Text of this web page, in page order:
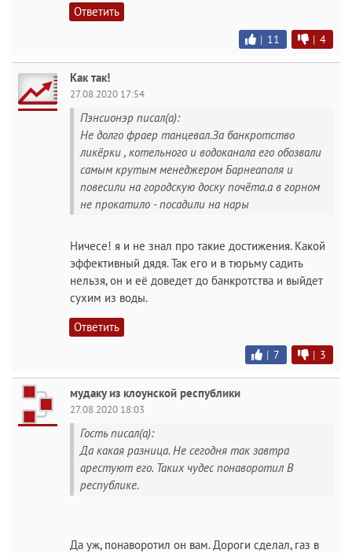
Ответить
| 11 | 4
Как так!
27.08.2020 17:54
Пэнсионэр писал(а):
Не долго фраер танцевал.За банкротство
ликёрки , котельного и водоканала его обозвали
самым крутым менеджером Барнеаполя и
повесили на городскую доску почёта.а в горном
не прокатило - посадили на нары
Ничесе! я и не знал про такие достижения. Какой
эффективный дядя. Так его и в тюрьму садить
нельзя, он и её доведет до банкротства и выйдет
сухим из воды.
Ответить
| 7 | 3
мудаку из клоунской республики
27.08.2020 18:03
Гость писал(а):
Да какая разница. Не сегодня так завтра
арестуют его. Таких чудес понаворотил В
республике.
Да уж, понаворотил он вам. Дороги сделал, газ в